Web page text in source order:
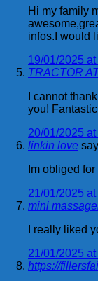
Hi my family
infos.I would
19/01/2025
TRACTOR
I cannot
you!
20/01/2025
linkin love
Im obliged
21/01/2025
mini
I really liked
21/01/2025
https://